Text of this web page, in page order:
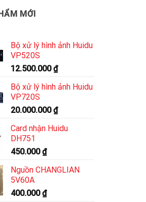
MỚI
Bộ xử lý hình ảnh Huidu
VP520S
12.500.000₫
Bộ xử lý hình ảnh Huidu
VP720S
20.000.000₫
Card nhận Huidu
DH751
450.000₫
Nguồn CHANGLIAN
5V60A
400.000₫